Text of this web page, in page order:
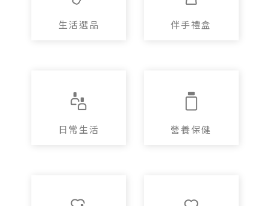
生活選品 伴手禮盒
日常生活 營養保健